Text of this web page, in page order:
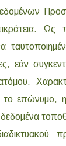
Ως
εάν
επώνυμο,